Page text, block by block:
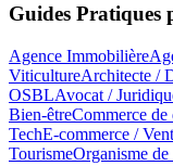
Guides Pratiques
Agence Immobilière
ViticultureArchitecte /
OSBLAvocat /
Bien-êtreCommerce
TechE-commerce /
TourismeOrganisme